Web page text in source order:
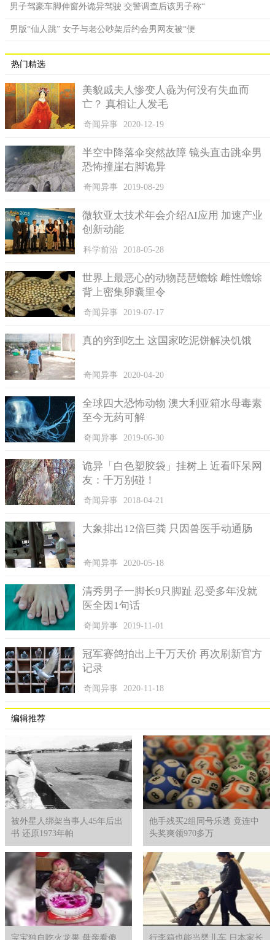
是，有次男友来原PO家休息，因为车子停在红线上，不幸被警察
一次男友本以为是免费车位，结果是收费车格，照样叫我付钱，
竹难书，她无奈感慨，直到我跟他分手的前一天，我都还告诉自
己我不能因为钱分手，那样太势利了！而原po现在也交了新男友
直呼简直宛如重获新生，也感叹到分手后我才知道，分手不是因
情侣相处不少人会采AA制度，但太过计较可能伤感情。
此文一出引发网友热议留言说某些台男真的好优秀，千方百
计占人便宜，女生选大方一点的对象就说爱钱 现实，要提分手就
哭腰台女94爱钱，为了几十块在那边秀下限，祝这种抠鬼直接鲁
到老死、这种人别说男友，连朋友也没人要、心里贫穷、分得
好！叫他回家喝奶就好，不要出来糟蹋别人。
男子驾豪车脚伸窗外诡异驾驶 交警调查后该男子称“
男版“仙人跳” 女子与老公吵架后约会男网友被“便
热门精选
美貌戚夫人惨变人彘为何没有失血而
亡？ 真相让人发毛
奇闻异事 2020-12-19
半空中降落伞突然故障 镜头直击跳伞男
恐怖撞崖右脚诡异
奇闻异事 2019-08-29
微软亚太技术年会介绍AI应用 加速产业
创新动能
科学前沿 2018-05-28
世界上最恶心的动物琵琶蟾蜍 雌性蟾蜍
背上密集卵囊里令
奇闻异事 2019-07-17
真的穷到吃土 这国家吃泥饼解决饥饿
奇闻异事 2020-04-20
全球四大恐怖动物 澳大利亚箱水母毒素
至今无药可解
奇闻异事 2019-06-30
诡异「白色塑胶袋」挂树上 近看吓呆网
友：千万别碰！
奇闻异事 2018-04-21
大象排出12倍巨粪 只因兽医手动通肠
奇闻异事 2020-05-18
清秀男子一脚长9只脚趾 忍受多年没就
医全因1句话
奇闻异事 2019-11-01
冠军赛鸽拍出上千万天价 再次刷新官方
记录
奇闻异事 2020-11-18
编辑推荐
被外星人绑架当事人45年后出
书 还原1973年帕
他手残买2组同号乐透 竟连中
头奖爽领970多万
宝宝独自吃火龙果 母亲看傻 行李箱也能当婴儿车 日本家长